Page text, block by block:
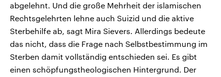
abgelehnt. Und die große Mehrheit der islamischen
Rechtsgelehrten lehne auch Suizid und die aktive
Sterbehilfe ab, sagt Mira Sievers. Allerdings bedeute
das nicht, dass die Frage nach Selbstbestimmung im
Sterben damit vollständig entschieden sei. Es gibt
einen schöpfungstheologischen Hintergrund. Der